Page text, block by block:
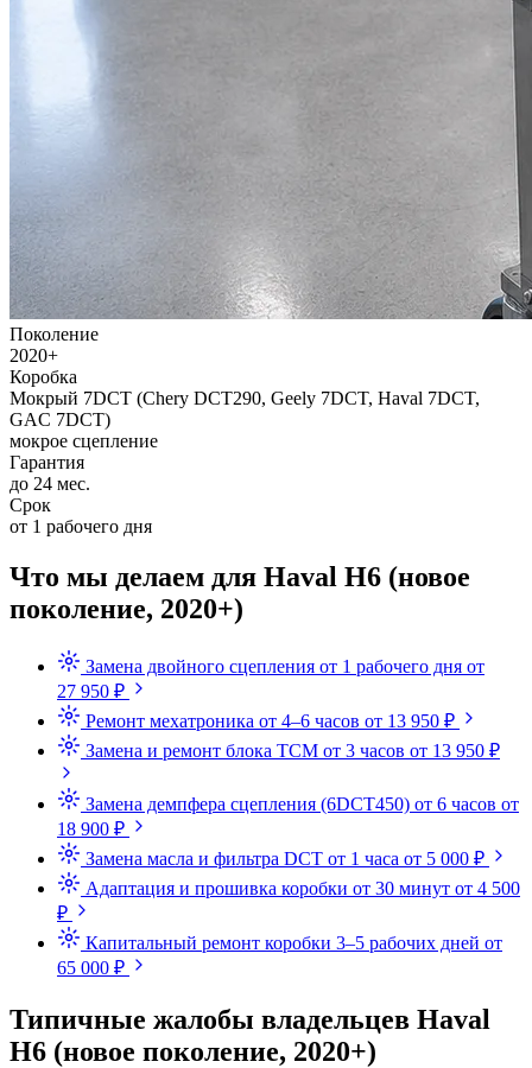
Поколение
2020+
Коробка
Мокрый 7DCT (Chery DCT290, Geely 7DCT, Haval 7DCT,
GAC 7DCT)
мокрое сцепление
Гарантия
до 24 мес.
Срок
от 1 рабочего дня
Что мы делаем для Haval H6 (новое
поколение, 2020+)
Замена двойного сцепления от 1 рабочего дня от
27 950 ₽
Ремонт мехатроника от 4–6 часов от 13 950 ₽
Замена и ремонт блока TCM от 3 часов от 13 950 ₽
Замена демпфера сцепления (6DCT450) от 6 часов от
18 900 ₽
Замена масла и фильтра DCT от 1 часа от 5 000 ₽
Адаптация и прошивка коробки от 30 минут от 4 500
₽
Капитальный ремонт коробки 3–5 рабочих дней от
65 000 ₽
Типичные жалобы владельцев Haval
H6 (новое поколение, 2020+)